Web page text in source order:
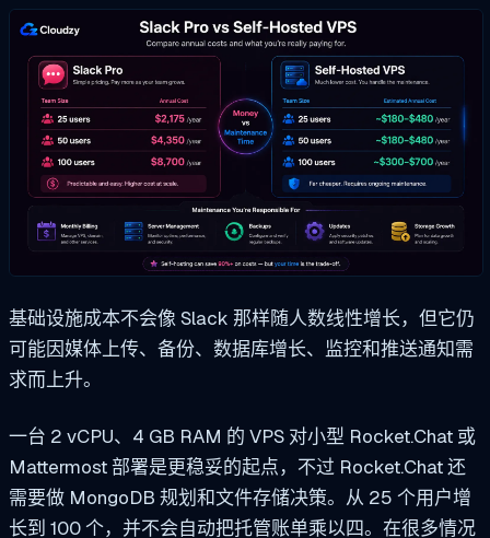
基础设施成本不会像 Slack 那样随人数线性增长，但它仍
可能因媒体上传、备份、数据库增长、监控和推送通知需
求而上升。
一台 2 vCPU、4 GB RAM 的 VPS 对小型 Rocket.Chat 或
Mattermost 部署是更稳妥的起点，不过 Rocket.Chat 还
需要做 MongoDB 规划和文件存储决策。从 25 个用户增
长到 100 个，并不会自动把托管账单乘以四。在很多情况